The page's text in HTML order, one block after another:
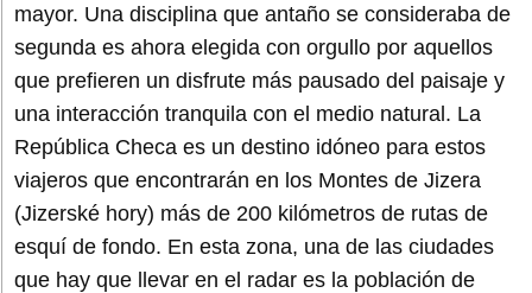
mayor. Una disciplina que antaño se consideraba de
segunda es ahora elegida con orgullo por aquellos
que prefieren un disfrute más pausado del paisaje y
una interacción tranquila con el medio natural. La
República Checa es un destino idóneo para estos
viajeros que encontrarán en los Montes de Jizera
(Jizerské hory) más de 200 kilómetros de rutas de
esquí de fondo. En esta zona, una de las ciudades
que hay que llevar en el radar es la población de